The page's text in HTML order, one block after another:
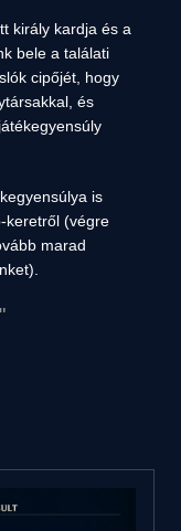
király kardja és a
bele a találati
cipőjét, hogy
és
is
keretről (végre
marad